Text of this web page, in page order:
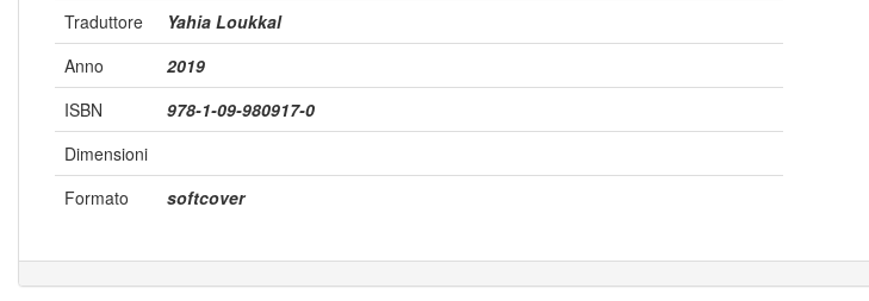
Traduttore
Yahia Loukkal
Anno
2019
ISBN
978-1-09-980917-0
Dimensioni
Formato
softcover